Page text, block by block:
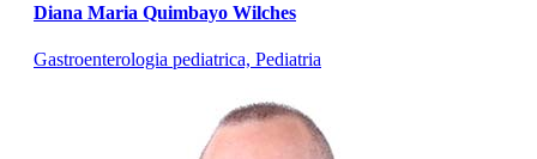
Diana Maria Quimbayo Wilches
Gastroenterologia pediatrica, Pediatria